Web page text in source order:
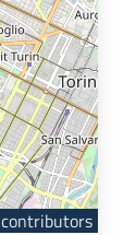
contributors